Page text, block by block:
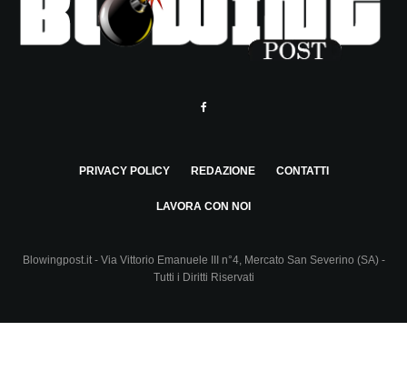
PRIVACY POLICY REDAZIONE CONTATTI
LAVORA CON NOI
Blowingpost.it - Via Vittorio Emanuele III n°4, Mercato San Severino (SA) -
Tutti i Diritti Riservati